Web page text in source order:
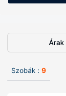
Árak
Szobák : 9